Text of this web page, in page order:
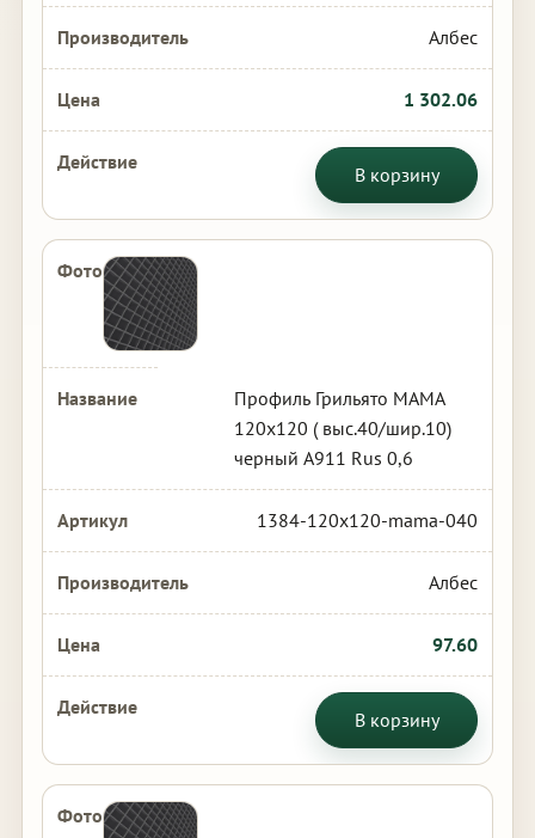
Албес
1 302.06
В корзину
Профиль Грильято МАМА
120х120 ( выс.40/шир.10)
черный А911 Rus 0,6
1384-120x120-mama-040
Албес
97.60
В корзину